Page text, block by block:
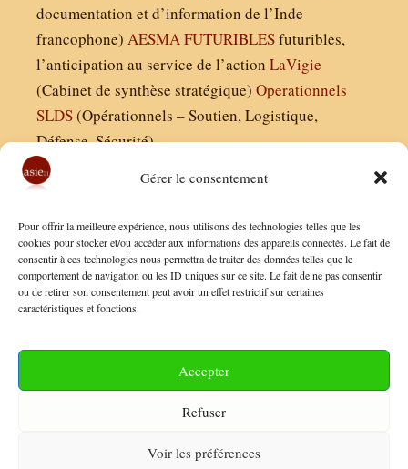
Gérer le consentement
Pour offrir la meilleure expérience, nous utilisons des technologies telles que les
cookies pour stocker et/ou accéder aux informations des appareils connectés. Le fait de
consentir à ces technologies nous permettra de traiter des données telles que le
comportement de navigation ou les ID uniques sur ce site. Le fait de ne pas consentir
ou de retirer son consentement peut avoir un effet restrictif sur certaines
caractéristiques et fonctions.
Accepter
Refuser
Voir les préférences
documentation et d’information de l’Inde
francophone) AESMAFUTURIBLESfuturibles,
l’anticipation au service de l’action LaVigie
(Cabinet de synthèse stratégique) Operationnels
SLDS(Opérationnels – Soutien, Logistique,
Défense, Sécurité)
Finaldées EURL
Siège social : 13 avenue Boudon, 75016, Paris
Nous contacter
Conditions Générales de Vente
Politique de Confidentialité